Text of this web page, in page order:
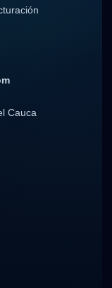
Cauca